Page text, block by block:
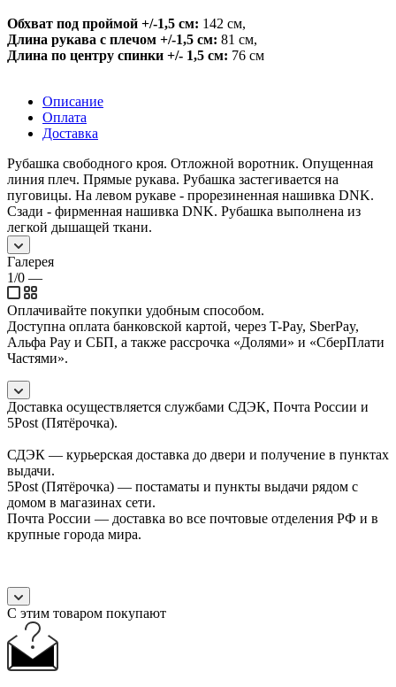
Обхват под проймой +/-1,5 см: 142 см,
Длина рукава с плечом +/-1,5 см: 81 см,
Длина по центру спинки +/- 1,5 см: 76 см
Описание
Оплата
Доставка
Рубашка свободного кроя. Отложной воротник. Опущенная
линия плеч. Прямые рукава. Рубашка застегивается на
пуговицы. На левом рукаве - прорезиненная нашивка DNK.
Сзади - фирменная нашивка DNK. Рубашка выполнена из
легкой дышащей ткани.
Галерея
1/0 —
Оплачивайте покупки удобным способом.
Доступна оплата банковской картой, через T-Pay, SberPay,
Альфа Pay и СБП, а также рассрочка «Долями» и «СберПлати
Частями».
Доставка осуществляется службами СДЭК, Почта России и
5Post (Пятёрочка).
СДЭК — курьерская доставка до двери и получение в пунктах
выдачи.
5Post (Пятёрочка) — постаматы и пункты выдачи рядом с
домом в магазинах сети.
Почта России — доставка во все почтовые отделения РФ и в
крупные города мира.
С этим товаром покупают